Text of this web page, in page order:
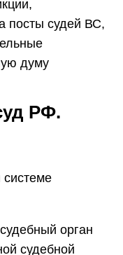
посты судей ВС,
думу
РФ.
системе
орган
судебной